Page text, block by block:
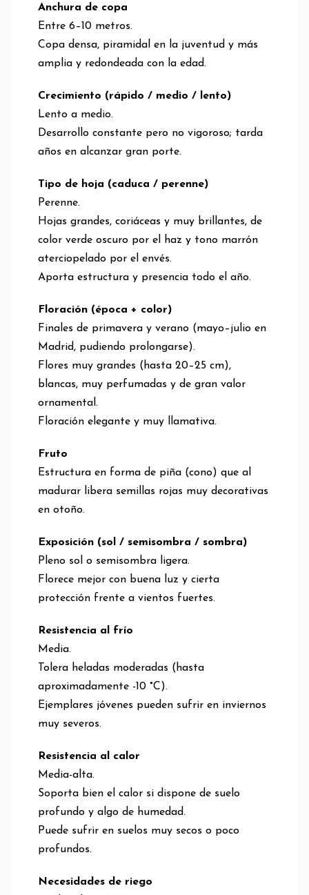
Anchura de copa
Entre 6–10 metros.
Copa densa, piramidal en la juventud y más
amplia y redondeada con la edad.
Crecimiento (rápido / medio / lento)
Lento a medio.
Desarrollo constante pero no vigoroso; tarda
años en alcanzar gran porte.
Tipo de hoja (caduca / perenne)
Perenne.
Hojas grandes, coriáceas y muy brillantes, de
color verde oscuro por el haz y tono marrón
aterciopelado por el envés.
Aporta estructura y presencia todo el año.
Floración (época + color)
Finales de primavera y verano (mayo–julio en
Madrid, pudiendo prolongarse).
Flores muy grandes (hasta 20–25 cm),
blancas, muy perfumadas y de gran valor
ornamental.
Floración elegante y muy llamativa.
Fruto
Estructura en forma de piña (cono) que al
madurar libera semillas rojas muy decorativas
en otoño.
Exposición (sol / semisombra / sombra)
Pleno sol o semisombra ligera.
Florece mejor con buena luz y cierta
protección frente a vientos fuertes.
Resistencia al frío
Media.
Tolera heladas moderadas (hasta
aproximadamente -10 °C).
Ejemplares jóvenes pueden sufrir en inviernos
muy severos.
Resistencia al calor
Media-alta.
Soporta bien el calor si dispone de suelo
profundo y algo de humedad.
Puede sufrir en suelos muy secos o poco
profundos.
Necesidades de riego